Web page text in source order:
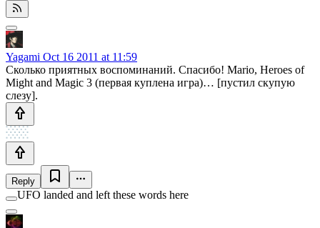
Yagami Oct 16 2011 at 11:59
Сколько приятных воспоминаний. Спасибо! Mario, Heroes of
Might and Magic 3 (первая куплена игра)… [пустил скупую
слезу].
Reply
UFO landed and left these words here